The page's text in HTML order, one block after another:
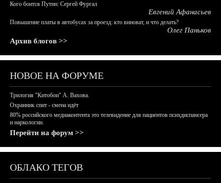
Кого боится Путин: Сергей Фургал
Евгений Афанасьев
Повышение платы в автобусах за проезд: кто виноват, и что делать?
Олег Паньков
Архив блогов >>
НОВОЕ НА ФОРУМЕ
Трилогия "Китобои" А. Вахова.
Охранник спит - смена идёт
80% российского медиаконтента это телевидение для пациентов психдиспансера
и наркологии.
Перейти на форум >>
ОБЛАКО ТЕГОВ